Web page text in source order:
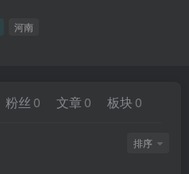
河南
粉丝 0 文章 0 板块 0
排序